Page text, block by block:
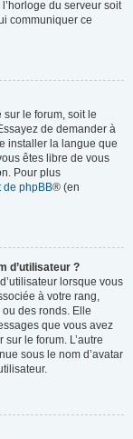
du serveur soit
communiquer ce
le forum, soit le
de demander à
installer la langue que
êtes libre de vous
Pour plus
de phpBB® (en
d’utilisateur ?
lorsque vous
à votre rang,
des ronds. Elle
que vous avez
le forum. L’autre
sous le nom d’avatar